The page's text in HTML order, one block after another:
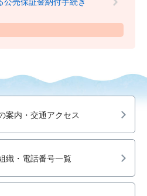
案内・交通アクセス
織・電話番号一覧